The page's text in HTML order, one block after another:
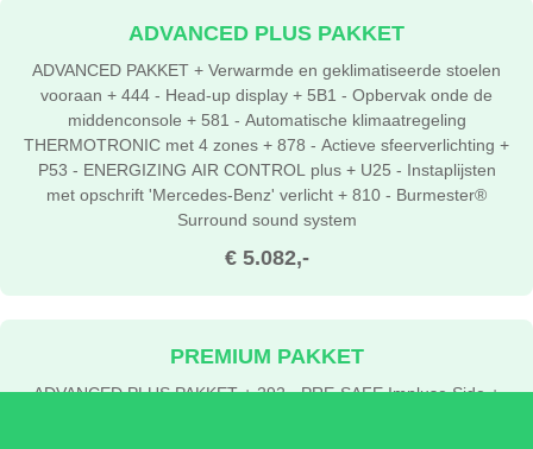
€ 5.082,-
ADVANCED PLUS PAKKET
ADVANCED PAKKET + Verwarmde en geklimatiseerde stoelen
vooraan + 444 - Head-up display + 5B1 - Opbervak onde de
middenconsole + 581 - Automatische klimaatregeling
THERMOTRONIC met 4 zones + 878 - Actieve sfeerverlichting +
P53 - ENERGIZING AIR CONTROL plus + U25 - Instaplijsten
met opschrift 'Mercedes-Benz' verlicht + 810 - Burmester®
Surround sound system
PREMIUM PAKKET
ADVANCED PLUS PAKKET + 292 - PRE-SAFE Impluse Side +